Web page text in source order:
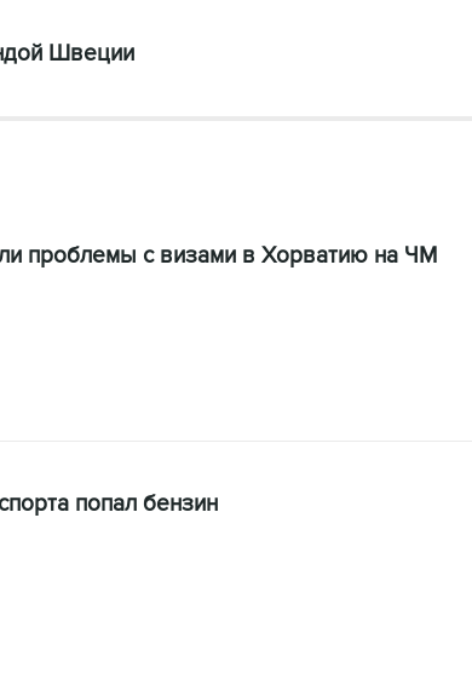
Швеции
проблемы с визами в Хорватию на ЧМ
попал бензин